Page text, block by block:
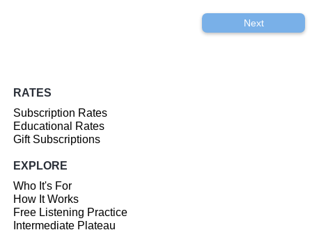
Next
RATES
Subscription Rates
Educational Rates
Gift Subscriptions
EXPLORE
Who It's For
How It Works
Free Listening Practice
Intermediate Plateau